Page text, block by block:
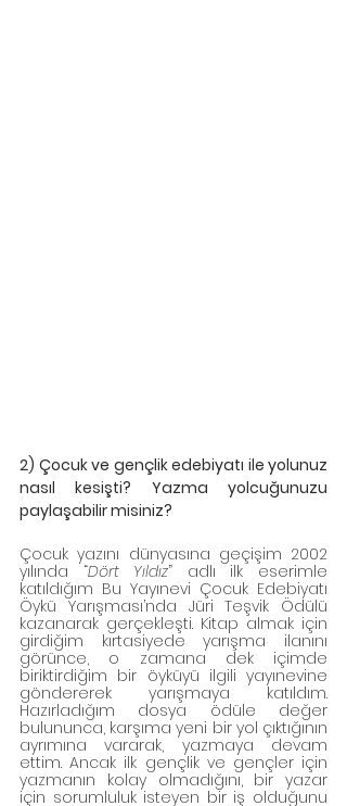
2) Çocuk ve gençlik edebiyatı ile yolunuz
nasıl kesişti? Yazma yolcuğunuzu
paylaşabilir misiniz?
Çocuk yazını dünyasına geçişim 2002
yılında “Dört Yıldız” adlı ilk eserimle
katıldığım Bu Yayınevi Çocuk Edebiyatı
Öykü Yarışması’nda Jüri Teşvik Ödülü
kazanarak gerçekleşti. Kitap almak için
girdiğim kırtasiyede yarışma ilanını
görünce, o zamana dek içimde
biriktirdiğim bir öyküyü ilgili yayınevine
göndererek yarışmaya katıldım.
Hazırladığım dosya ödüle değer
bulununca, karşıma yeni bir yol çıktığının
ayrımına vararak, yazmaya devam
ettim. Ancak ilk gençlik ve gençler için
yazmanın kolay olmadığını, bir yazar
için sorumluluk isteyen bir iş olduğunu